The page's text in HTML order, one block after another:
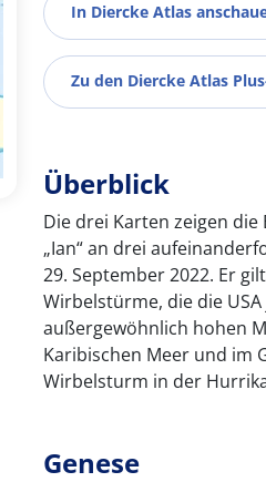
In Diercke Atlas
Zu den Diercke Atlas
Überblick
Die drei Karten zeigen
„Ian“ an drei
29. September 2022. Er
Wirbelstürme, die die
außergewöhnlich hohen
Karibischen Meer und im
Wirbelsturm in der
Genese